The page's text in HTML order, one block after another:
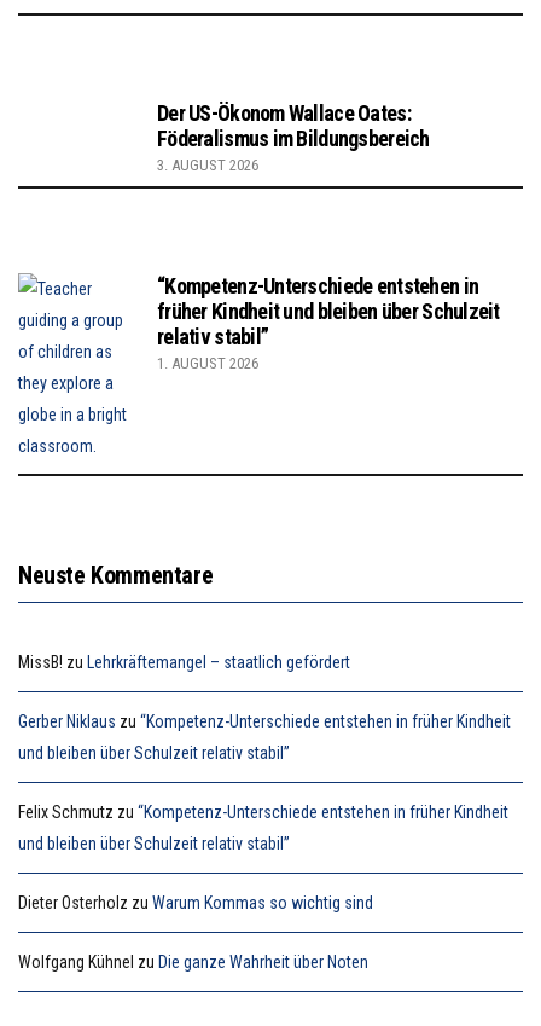
Der US-Ökonom Wallace Oates:
Föderalismus im Bildungsbereich
3. AUGUST 2026
“Kompetenz-Unterschiede entstehen in
früher Kindheit und bleiben über Schulzeit
relativ stabil”
1. AUGUST 2026
Neuste Kommentare
MissB! zu Lehrkräftemangel – staatlich gefördert
Gerber Niklaus zu “Kompetenz-Unterschiede entstehen in früher Kindheit
und bleiben über Schulzeit relativ stabil”
Felix Schmutz zu “Kompetenz-Unterschiede entstehen in früher Kindheit
und bleiben über Schulzeit relativ stabil”
Dieter Osterholz zu Warum Kommas so wichtig sind
Wolfgang Kühnel zu Die ganze Wahrheit über Noten